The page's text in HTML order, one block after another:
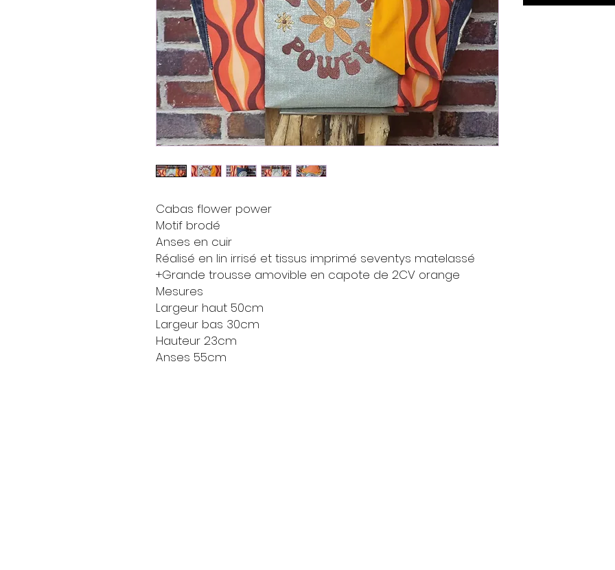
Cabas flower power
Motif brodé
Anses en cuir
Réalisé en lin irrisé et tissus imprimé seventys matelassé
+Grande trousse amovible en capote de 2CV orange
Mesures
Largeur haut 50cm
Largeur bas 30cm
Hauteur 23cm
Anses 55cm